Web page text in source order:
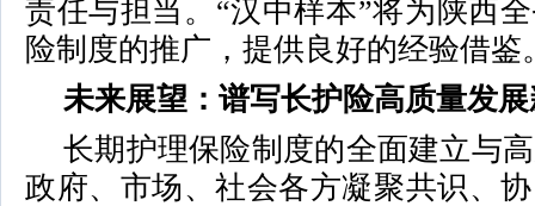
责任与担当。“汉中样本”将为陕西
险制度的推广，提供良好的经验借鉴
未来展望：谱写长护险高质量发
长期护理保险制度的全面建立与
政府、市场、社会各方凝聚共识、